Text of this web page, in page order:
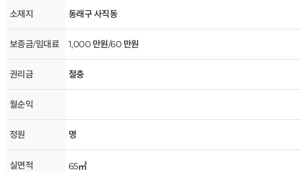
소재지 동래구 사직동
보증금/임대료 1,000 만원/60 만원
권리금 절충
월순익
정원 명
실면적 65㎡